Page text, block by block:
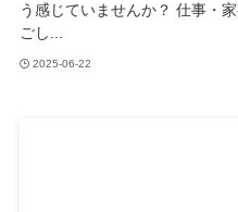
う感じていませんか？ 仕事・
ごし...
2025-06-22